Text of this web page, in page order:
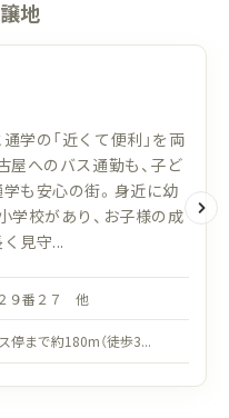
地
学の「近くて便利」を両
屋へのバス通勤も、子ど
も安心の街。身近に幼
学校があり、お子様の成
見守...
９番２７ 他
停まで約180m（徒歩3...